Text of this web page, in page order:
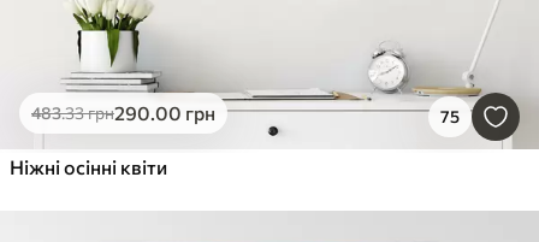
483.33грн290.00 грн 75
Ніжні осінні квіти